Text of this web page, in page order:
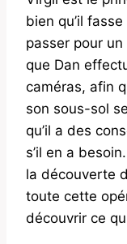
bien qu’il
passer pour
que Dan
caméras, afin
son sous-sol
qu’il a des
s’il en a
la découverte
toute cette
découvrir ce